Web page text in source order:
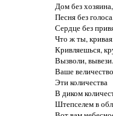
Дом без хозяина,
Песня без
Сердце без
Что ж ты,
Кривляешься,
Вызволи, вывези.
Ваше
Эти количества
В диком
Штепселем в